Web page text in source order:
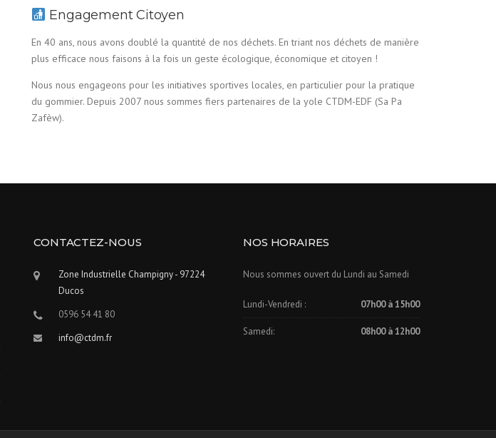
Engagement Citoyen
En 40 ans, nous avons doublé la quantité de nos déchets. En triant nos déchets de manière
plus efficace nous faisons à la fois un geste écologique, économique et citoyen !
Nous nous engageons pour les initiatives sportives locales, en particulier pour la pratique
du gommier. Depuis 2007 nous sommes fiers partenaires de la yole CTDM-EDF (Sa Pa
Zafèw).
CONTACTEZ-NOUS
Zone Industrielle Champigny - 97224
Ducos
0596 54 41 80
info@ctdm.fr
NOS HORAIRES
Nous sommes ouvert du Lundi au Samedi
Lundi-Vendredi : 07h00 à 15h00
Samedi: 08h00 à 12h00